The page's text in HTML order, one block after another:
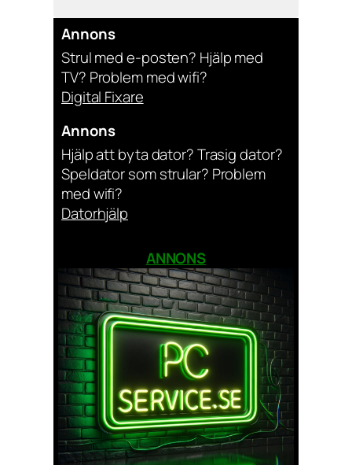
Annons
Strul med e-posten? Hjälp med
TV? Problem med wifi?
Digital Fixare
Annons
Hjälp att byta dator? Trasig dator?
Speldator som strular? Problem
med wifi?
Datorhjälp
ANNONS